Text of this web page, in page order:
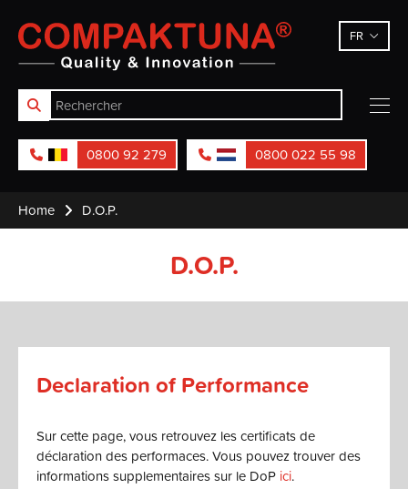
Compaktuna FR
0800 92 279 0800 022 55 98
Home D.O.P.
D.O.P.
Declaration of Performance
Sur cette page, vous retrouvez les certificats de
déclaration des performaces. Vous pouvez trouver des
informations supplementaires sur le DoP ici.